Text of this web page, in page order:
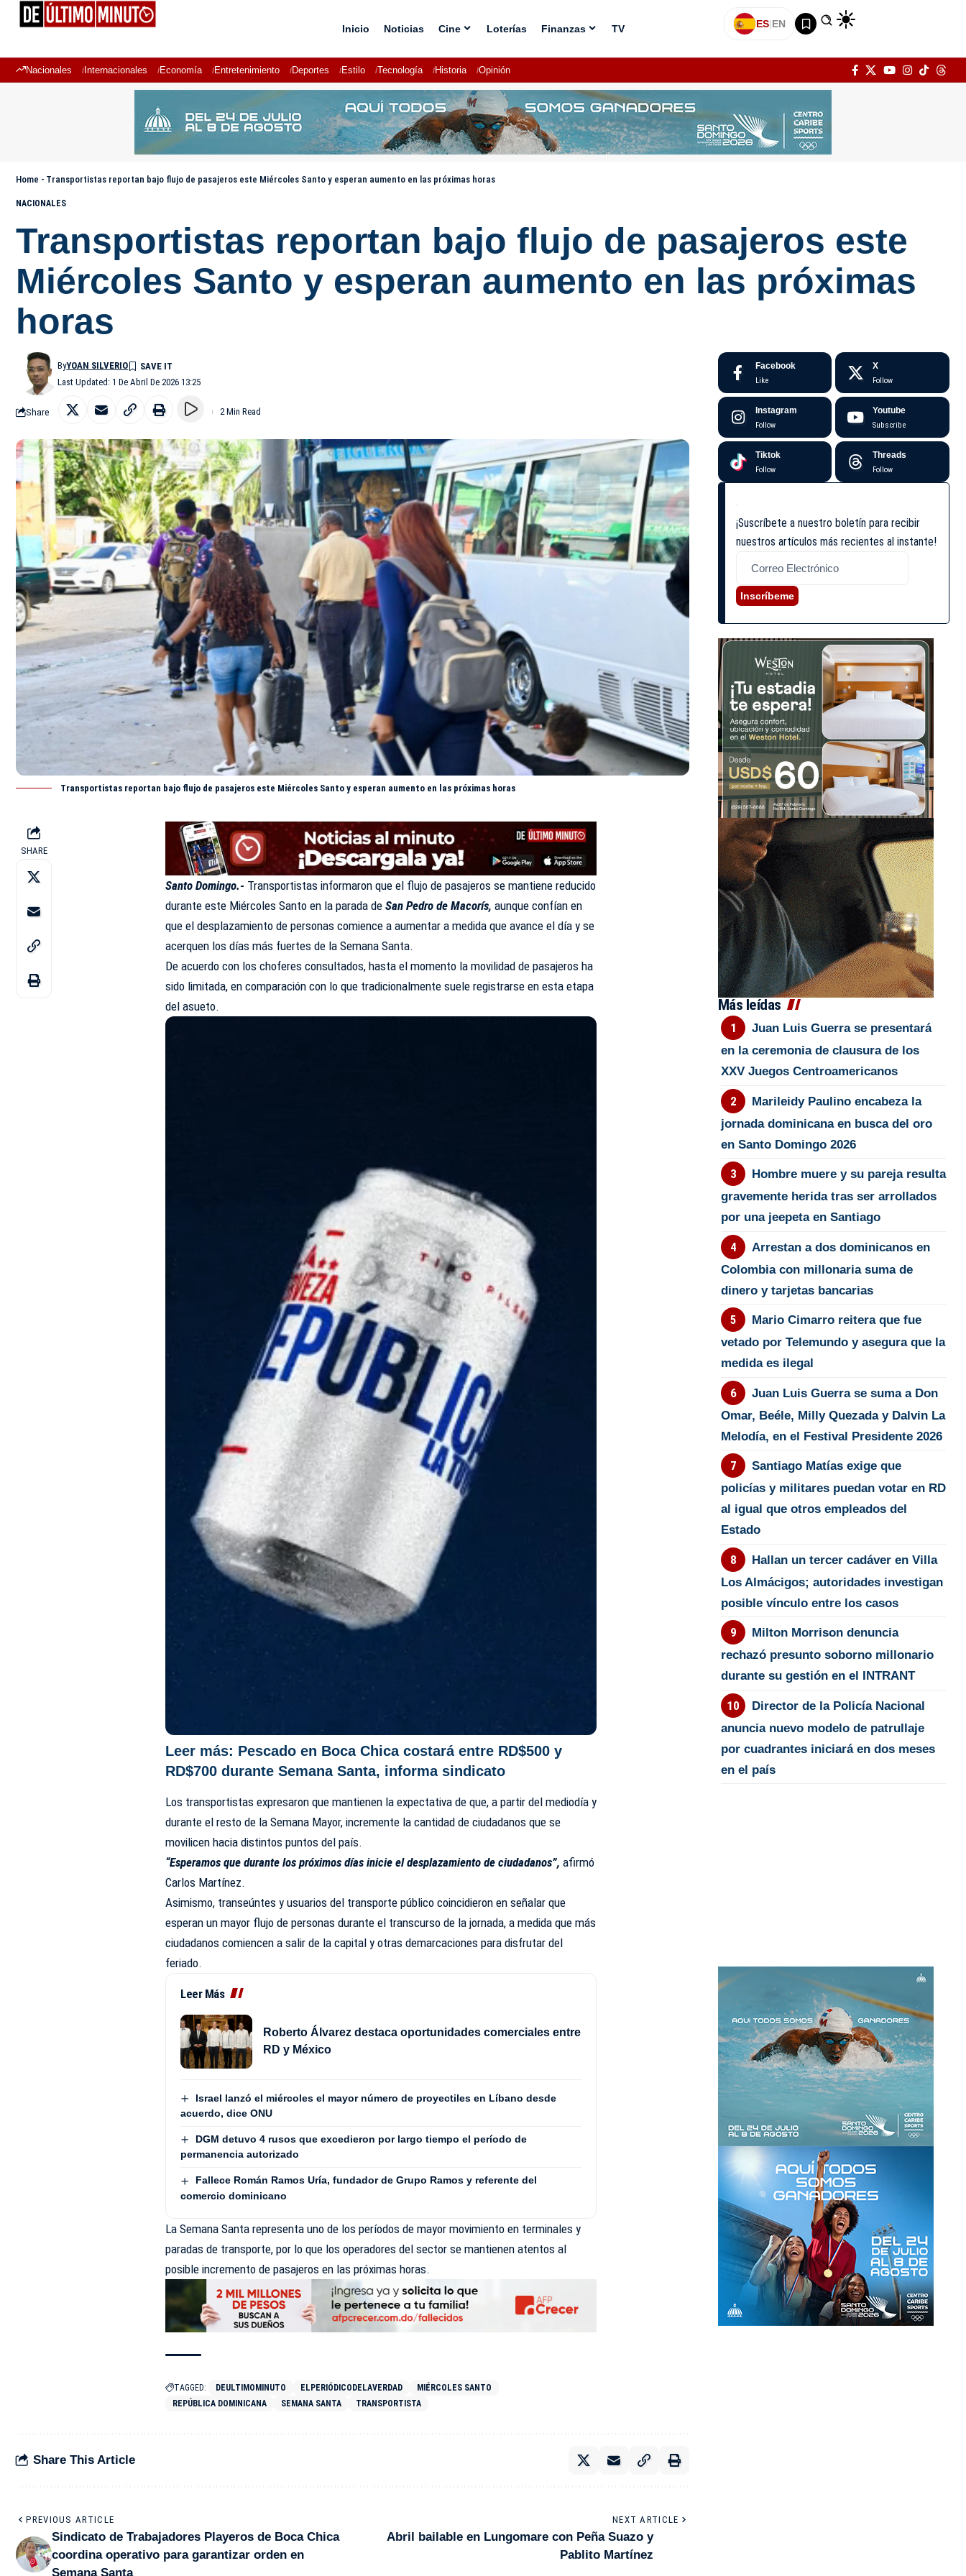
Inicio Noticias Cine Loterías Finanzas TV ES|EN
Nacionales Internacionales Economía Entretenimiento Deportes Estilo Tecnología Historia Opinión
Home - Transportistas reportan bajo flujo de pasajeros este Miércoles Santo y esperan aumento en las próximas horas
NACIONALES
Transportistas reportan bajo flujo de pasajeros este
Miércoles Santo y esperan aumento en las próximas
horas
Last Updated: 1 De Abril De 2026 13:25
ByYOAN SILVERIO
Share 2 Min Read
Transportistas reportan bajo flujo de pasajeros este Miércoles Santo y esperan aumento en las próximas horas
SHARE
Santo Domingo.- Transportistas informaron que el flujo de pasajeros se mantiene reducido
durante este Miércoles Santo en la parada deSan Pedro de Macorís, aunque confían en
que el desplazamiento de personas comience a aumentar a medida que avance el día y se
acerquen los días más fuertes de la SemanaSanta.
De acuerdo con los choferes consultados, hasta el momento la movilidad de pasajeros ha
sido limitada, en comparación con lo que tradicionalmente suele registrarse en esta etapa
del asueto.
Leer más: Pescado en Boca Chica costará entre RD$500 y
RD$700 durante Semana Santa, informa sindicato
Los transportistas expresaron que mantienen la expectativa de que, a partir del mediodía y
durante el resto de la Semana Mayor, incremente la cantidad de ciudadanos que se
movilicen hacia distintos puntos del país.
“Esperamos que durante los próximos días inicie el desplazamiento de ciudadanos”, afirmó
Carlos Martínez.
Asimismo, transeúntes y usuarios del transporte público coincidieron en señalar que
esperan un mayor flujo de personas durante el transcurso de la jornada, a medida que más
ciudadanos comiencen a salir de la capital y otras demarcaciones para disfrutar del
feriado.
Leer Más
Roberto Álvarez destaca oportunidades comerciales entre
RD y México
Israel lanzó el miércoles el mayor número de proyectiles en Líbano desde
acuerdo, dice ONU
DGM detuvo 4 rusos que excedieron por largo tiempo el período de
permanencia autorizado
Fallece Román Ramos Uría, fundador de Grupo Ramos y referente del
comercio dominicano
La Semana Santa representa uno de los períodos de mayor movimiento en terminales y
paradas de transporte, por lo que los operadores del sector se mantienen atentos al
posible incremento de pasajeros en las próximas horas.
TAGGED: DEULTIMOMINUTO ELPERIÓDICODELAVERDAD
MIÉRCOLES SANTO
REPÚBLICA DOMINICANA
SEMANA SANTA TRANSPORTISTA
Share This Article
PREVIOUS ARTICLE
Sindicato de Trabajadores Playeros de Boca Chica
coordina operativo para garantizar orden en
Semana Santa
NEXT ARTICLE
Abril bailable en Lungomare con Peña Suazo y
Pablito Martínez
Facebook
Like
X
Follow
Instagram
Follow
Youtube
Subscribe
Tiktok
Follow
Threads
Follow
¡Suscríbete a nuestro boletín para recibir
nuestros artículos más recientes al instante!
Inscríbeme
Más leídas
Juan Luis Guerra se presentará
en la ceremonia de clausura de los
XXV Juegos Centroamericanos
Marileidy Paulino encabeza la
jornada dominicana en busca del oro
en Santo Domingo 2026
Hombre muere y su pareja resulta
gravemente herida tras ser arrollados
por una jeepeta en Santiago
Arrestan a dos dominicanos en
Colombia con millonaria suma de
dinero y tarjetas bancarias
Mario Cimarro reitera que fue
vetado por Telemundo y asegura que la
medida es ilegal
Juan Luis Guerra se suma a Don
Omar, Beéle, Milly Quezada y Dalvin La
Melodía, en el Festival Presidente 2026
Santiago Matías exige que
policías y militares puedan votar en RD
al igual que otros empleados del
Estado
Hallan un tercer cadáver en Villa
Los Almácigos; autoridades investigan
posible vínculo entre los casos
Milton Morrison denuncia
rechazó presunto soborno millonario
durante su gestión en el INTRANT
Director de la Policía Nacional
anuncia nuevo modelo de patrullaje
por cuadrantes iniciará en dos meses
en el país